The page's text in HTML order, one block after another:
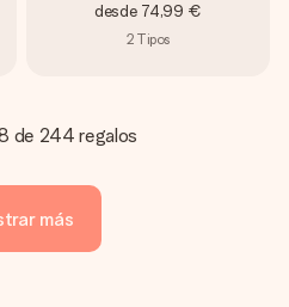
desde 74,99 €
2 Tipos
de 244 regalos
más